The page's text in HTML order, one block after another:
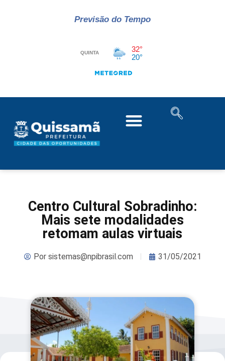
Previsão do Tempo
Centro Cultural Sobradinho:
Mais sete modalidades
retomam aulas virtuais
Porsistemas@npibrasil.com 31/05/2021